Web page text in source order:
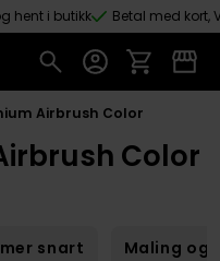
hent i butikk Betal med kort,
Airbrush Color
Color
snart Maling og